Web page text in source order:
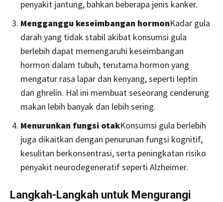
penyakit jantung, bahkan beberapa jenis kanker.
Mengganggu keseimbangan hormonKadar gula
darah yang tidak stabil akibat konsumsi gula
berlebih dapat memengaruhi keseimbangan
hormon dalam tubuh, terutama hormon yang
mengatur rasa lapar dan kenyang, seperti leptin
dan ghrelin. Hal ini membuat seseorang cenderung
makan lebih banyak dan lebih sering.
Menurunkan fungsi otakKonsumsi gula berlebih
juga dikaitkan dengan penurunan fungsi kognitif,
kesulitan berkonsentrasi, serta peningkatan risiko
penyakit neurodegeneratif seperti Alzheimer.
Langkah-Langkah untuk Mengurangi